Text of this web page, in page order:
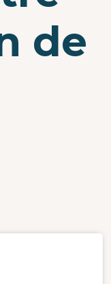
de